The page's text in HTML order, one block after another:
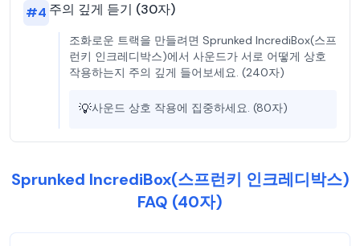
#4 주의 깊게 듣기 (30자)
조화로운 트랙을 만들려면 Sprunked IncrediBox(스프
런키 인크레디박스)에서 사운드가 서로 어떻게 상호
작용하는지 주의 깊게 들어보세요. (240자)
💡사운드 상호 작용에 집중하세요. (80자)
Sprunked IncrediBox(스프런키 인크레디박스)
FAQ (40자)